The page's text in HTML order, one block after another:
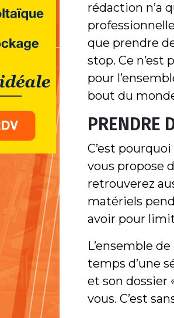
rédaction n’a
que prendre
stop. Ce n’est
pour
bout du
PRENDRE
C’est
vous propose
retrouverez
matériels
avoir pour
L’ensemble
temps d’une
et son dossier
vous. C’est